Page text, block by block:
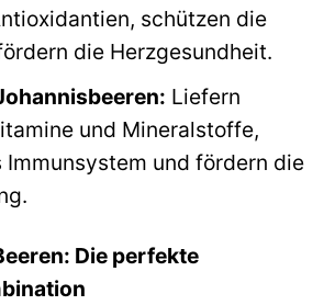
schützen die
die Herzgesundheit.
Liefern
und Mineralstoffe,
Immunsystem und fördern die
Die perfekte